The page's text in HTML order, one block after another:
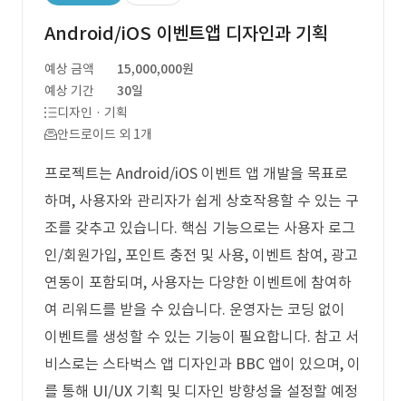
Android/iOS 이벤트앱 디자인과 기획
예상 금액
15,000,000원
예상 기간
30일
디자인 · 기획
안드로이드 외 1개
프로젝트는 Android/iOS 이벤트 앱 개발을 목표로
하며, 사용자와 관리자가 쉽게 상호작용할 수 있는 구
조를 갖추고 있습니다. 핵심 기능으로는 사용자 로그
인/회원가입, 포인트 충전 및 사용, 이벤트 참여, 광고
연동이 포함되며, 사용자는 다양한 이벤트에 참여하
여 리워드를 받을 수 있습니다. 운영자는 코딩 없이
이벤트를 생성할 수 있는 기능이 필요합니다. 참고 서
비스로는 스타벅스 앱 디자인과 BBC 앱이 있으며, 이
를 통해 UI/UX 기획 및 디자인 방향성을 설정할 예정